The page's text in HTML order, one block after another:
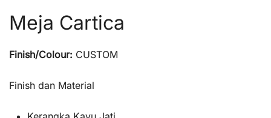
Meja Cartica
Finish/Colour: CUSTOM
Finish dan Material